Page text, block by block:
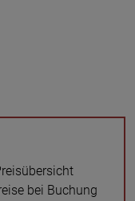
bei Buchung